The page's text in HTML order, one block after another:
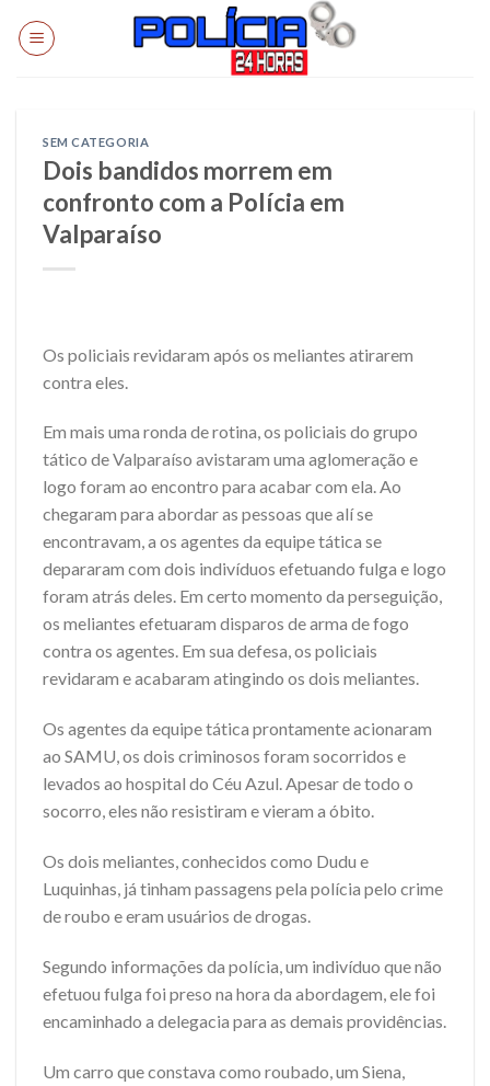
SEM CATEGORIA
Dois bandidos morrem em
confronto com a Polícia em
Valparaíso
Os policiais revidaram após os meliantes atirarem
contra eles.
Em mais uma ronda de rotina, os policiais do grupo
tático de Valparaíso avistaram uma aglomeração e
logo foram ao encontro para acabar com ela. Ao
chegaram para abordar as pessoas que alí se
encontravam, a os agentes da equipe tática se
depararam com dois indivíduos efetuando fulga e logo
foram atrás deles. Em certo momento da perseguição,
os meliantes efetuaram disparos de arma de fogo
contra os agentes. Em sua defesa, os policiais
revidaram e acabaram atingindo os dois meliantes.
Os agentes da equipe tática prontamente acionaram
ao SAMU, os dois criminosos foram socorridos e
levados ao hospital do Céu Azul. Apesar de todo o
socorro, eles não resistiram e vieram a óbito.
Os dois meliantes, conhecidos como Dudu e
Luquinhas, já tinham passagens pela polícia pelo crime
de roubo e eram usuários de drogas.
Segundo informações da polícia, um indivíduo que não
efetuou fulga foi preso na hora da abordagem, ele foi
encaminhado a delegacia para as demais providências.
Um carro que constava como roubado, um Siena,